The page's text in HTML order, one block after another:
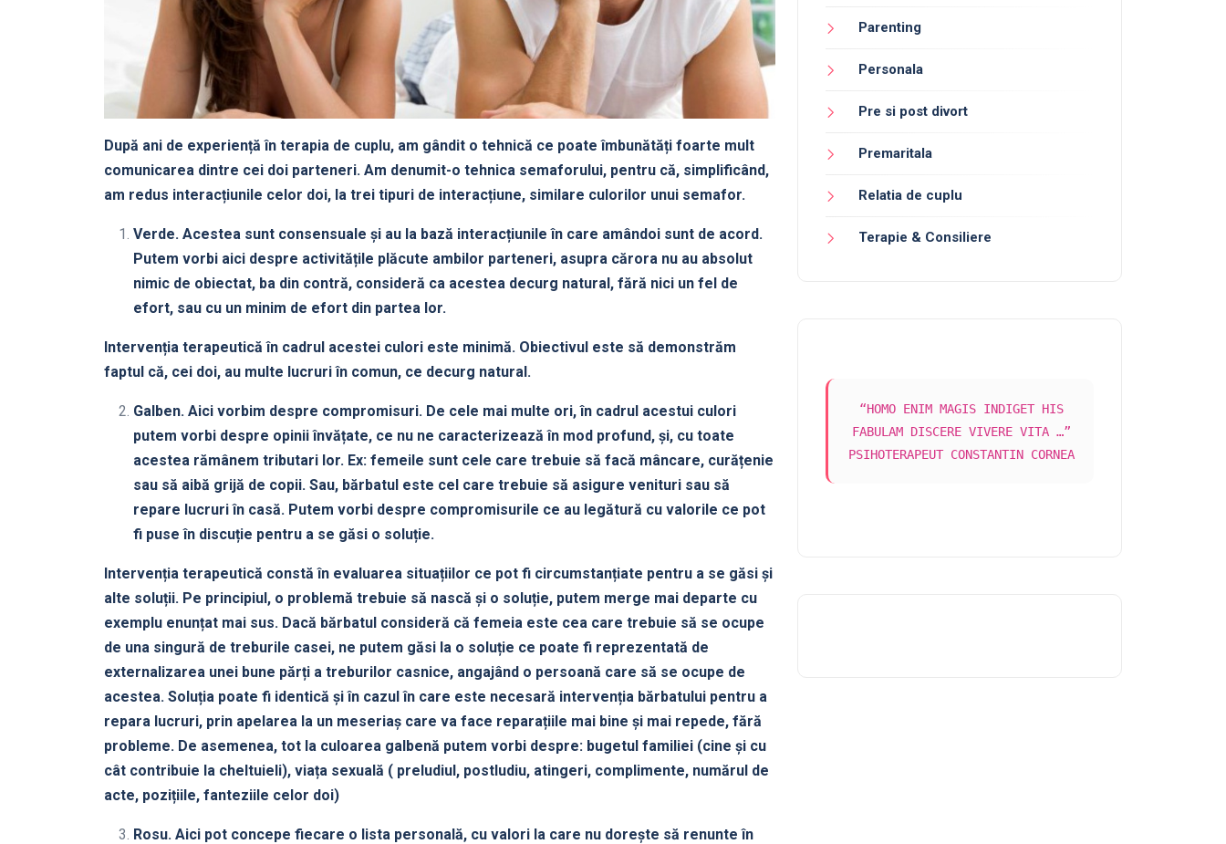
După ani de experiență în terapia de cuplu, am gândit o tehnică ce poate îmbunătăți foarte mult
comunicarea dintre cei doi parteneri. Am denumit-o tehnica semaforului, pentru că, simplificând,
am redus interacțiunile celor doi, la trei tipuri de interacțiune, similare culorilor unui semafor.
Verde. Acestea sunt consensuale și au la bază interacțiunile în care amândoi sunt de acord.
Putem vorbi aici despre activitățile plăcute ambilor parteneri, asupra cărora nu au absolut
nimic de obiectat, ba din contră, consideră ca acestea decurg natural, fără nici un fel de
efort, sau cu un minim de efort din partea lor.
Intervenția terapeutică în cadrul acestei culori este minimă. Obiectivul este să demonstrăm
faptul că, cei doi, au multe lucruri în comun, ce decurg natural.
Galben. Aici vorbim despre compromisuri. De cele mai multe ori, în cadrul acestui culori
putem vorbi despre opinii învățate, ce nu ne caracterizează în mod profund, și, cu toate
acestea rămânem tributari lor. Ex: femeile sunt cele care trebuie să facă mâncare, curățenie
sau să aibă grijă de copii. Sau, bărbatul este cel care trebuie să asigure venituri sau să
repare lucruri în casă. Putem vorbi despre compromisurile ce au legătură cu valorile ce pot
fi puse în discuție pentru a se găsi o soluție.
Intervenția terapeutică constă în evaluarea situațiilor ce pot fi circumstanțiate pentru a se găsi și
alte soluții. Pe principiul, o problemă trebuie să nască și o soluție, putem merge mai departe cu
exemplu enunțat mai sus. Dacă bărbatul consideră că femeia este cea care trebuie să se ocupe
de una singură de treburile casei, ne putem găsi la o soluție ce poate fi reprezentată de
externalizarea unei bune părți a treburilor casnice, angajând o persoană care să se ocupe de
acestea. Soluția poate fi identică și în cazul în care este necesară intervenția bărbatului pentru a
repara lucruri, prin apelarea la un meseriaș care va face reparațiile mai bine și mai repede, fără
probleme. De asemenea, tot la culoarea galbenă putem vorbi despre: bugetul familiei (cine și cu
cât contribuie la cheltuieli), viața sexuală ( preludiul, postludiu, atingeri, complimente, numărul de
acte, pozițiile, fanteziile celor doi)
Rosu. Aici pot concepe fiecare o lista personală, cu valori la care nu dorește să renunte în
Parenting
Personala
Pre si post divort
Premaritala
Relatia de cuplu
Terapie & Consiliere
“HOMO ENIM MAGIS INDIGET HIS
FABULAM DISCERE VIVERE VITA …”
PSIHOTERAPEUT CONSTANTIN CORNEA